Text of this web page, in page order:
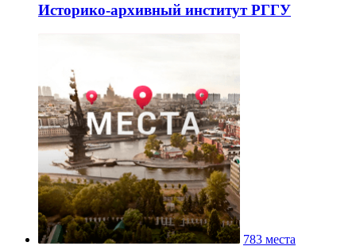
Историко-архивный институт РГГУ
783 места